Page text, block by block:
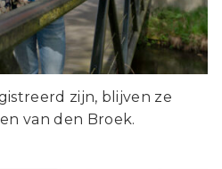
zijn, blijven ze
van den Broek.